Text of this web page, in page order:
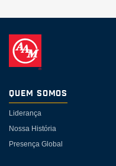
Quem somos
Liderança
Nossa História
Presença Global